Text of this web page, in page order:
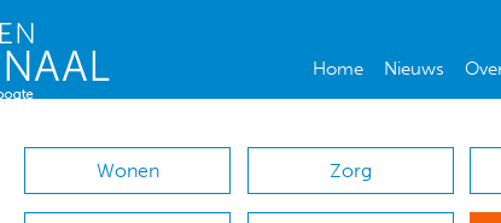
Home Nieuws
Wonen Zorg